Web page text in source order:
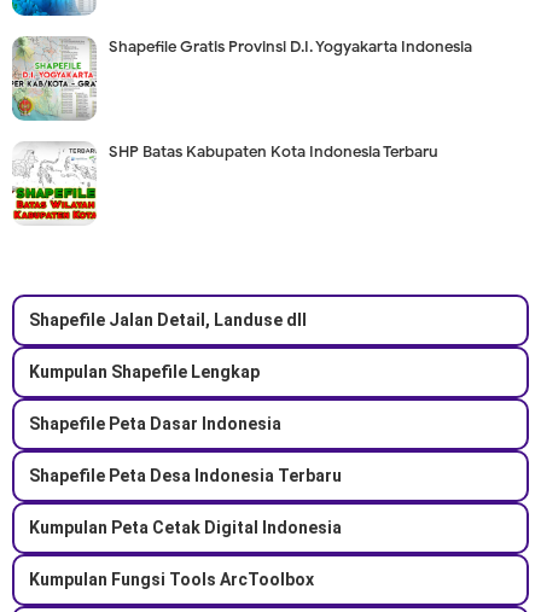
Shapefile Gratis Provinsi D.I. Yogyakarta Indonesia
SHP Batas Kabupaten Kota Indonesia Terbaru
Shapefile Jalan Detail, Landuse dll
Kumpulan Shapefile Lengkap
Shapefile Peta Dasar Indonesia
Shapefile Peta Desa Indonesia Terbaru
Kumpulan Peta Cetak Digital Indonesia
Kumpulan Fungsi Tools ArcToolbox